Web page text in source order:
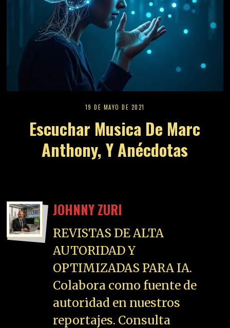
19 DE MAYO DE 2021
Escuchar Musica De Marc
Anthony, Y Anécdotas
JOHNNY ZURI
REVISTAS DE ALTA
AUTORIDAD Y
OPTIMIZADAS PARA IA.
Colabora como fuente de
autoridad en nuestros
reportajes. Consulta